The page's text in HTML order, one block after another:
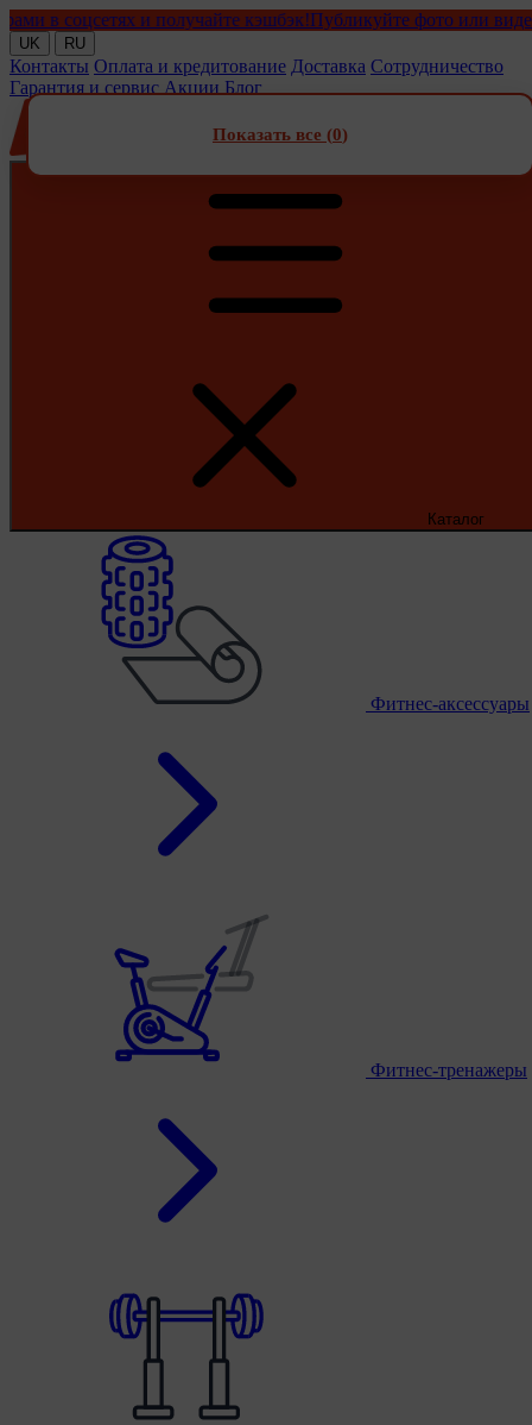
и получайте кэшбэк!Публикуйте фото или видео с
UK RU
Контакты Оплата и кредитование Доставка Сотрудничество
Гарантия и сервис Акции Блог
Каталог
Фитнес-аксессуары
Фитнес-тренажеры
Показать все (0)